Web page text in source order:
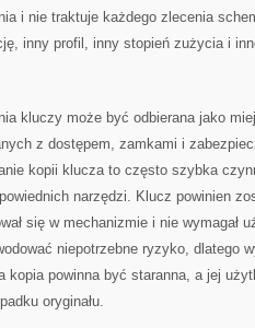
i nie traktuje każdego zlecenia
inny profil, inny stopień zużycia i
kluczy może być odbierana jako
z dostępem, zamkami i
kopii klucza to często szybka
narzędzi. Klucz powinien
się w mechanizmie i nie wymagał
niepotrzebne ryzyko, dlatego
kopia powinna być staranna, a jej
oryginału.